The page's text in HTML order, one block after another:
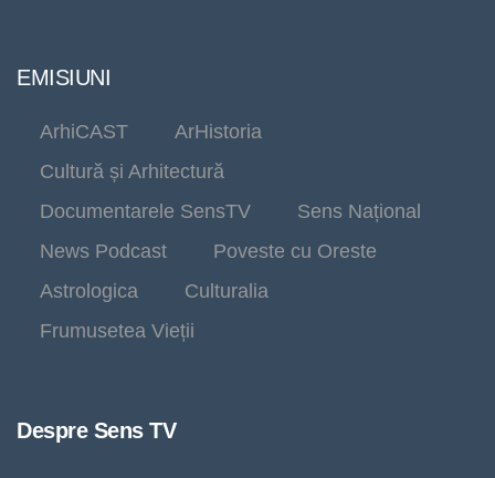
EMISIUNI
ArhiCAST
ArHistoria
Cultură și Arhitectură
Documentarele SensTV
Sens Național
News Podcast
Poveste cu Oreste
Astrologica
Culturalia
Frumusetea Vieții
Despre Sens TV